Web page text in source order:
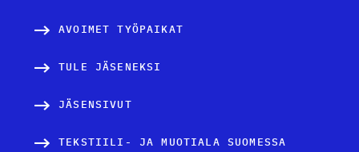
t
AVOIMET TYÖPAIKAT
TULE JÄSENEKSI
JÄSENSIVUT
TEKSTIILI- JA MUOTIALA SUOMESSA